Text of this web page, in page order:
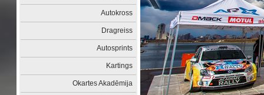
Autokross
Dragreiss
Autosprints
Kartings
Okartes Akadēmija